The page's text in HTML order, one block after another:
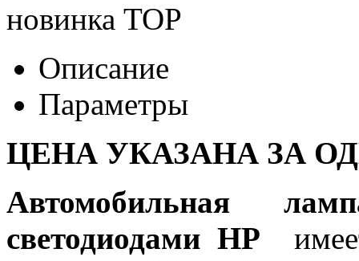
новинка TOP
Описание
Параметры
ЦЕНА УКАЗАНА ЗА
Автомобильная
светодиодами HP